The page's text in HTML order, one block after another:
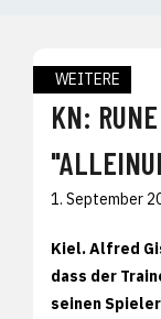
WEITERE
KN:
1. September
Kiel. Alfred
dass der
seinen